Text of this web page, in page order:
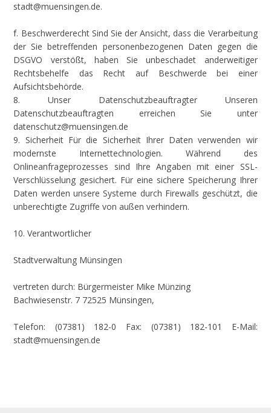
stadt@muensingen.de.
f. Beschwerderecht Sind Sie der Ansicht, dass die Verarbeitung
der Sie betreffenden personenbezogenen Daten gegen die
DSGVO verstößt, haben Sie unbeschadet anderweitiger
Rechtsbehelfe das Recht auf Beschwerde bei einer
Aufsichtsbehörde.
8. Unser Datenschutzbeauftragter Unseren
Datenschutzbeauftragten erreichen Sie unter
datenschutz@muensingen.de
9. Sicherheit Für die Sicherheit Ihrer Daten verwenden wir
modernste Internettechnologien. Während des
Onlineanfrageprozesses sind Ihre Angaben mit einer SSL-
Verschlüsselung gesichert. Für eine sichere Speicherung Ihrer
Daten werden unsere Systeme durch Firewalls geschützt, die
unberechtigte Zugriffe von außen verhindern.
10. Verantwortlicher
Stadtverwaltung Münsingen
vertreten durch: Bürgermeister Mike Münzing
Bachwiesenstr. 7 72525 Münsingen,
Telefon: (07381) 182-0 Fax: (07381) 182-101 E-Mail:
stadt@muensingen.de